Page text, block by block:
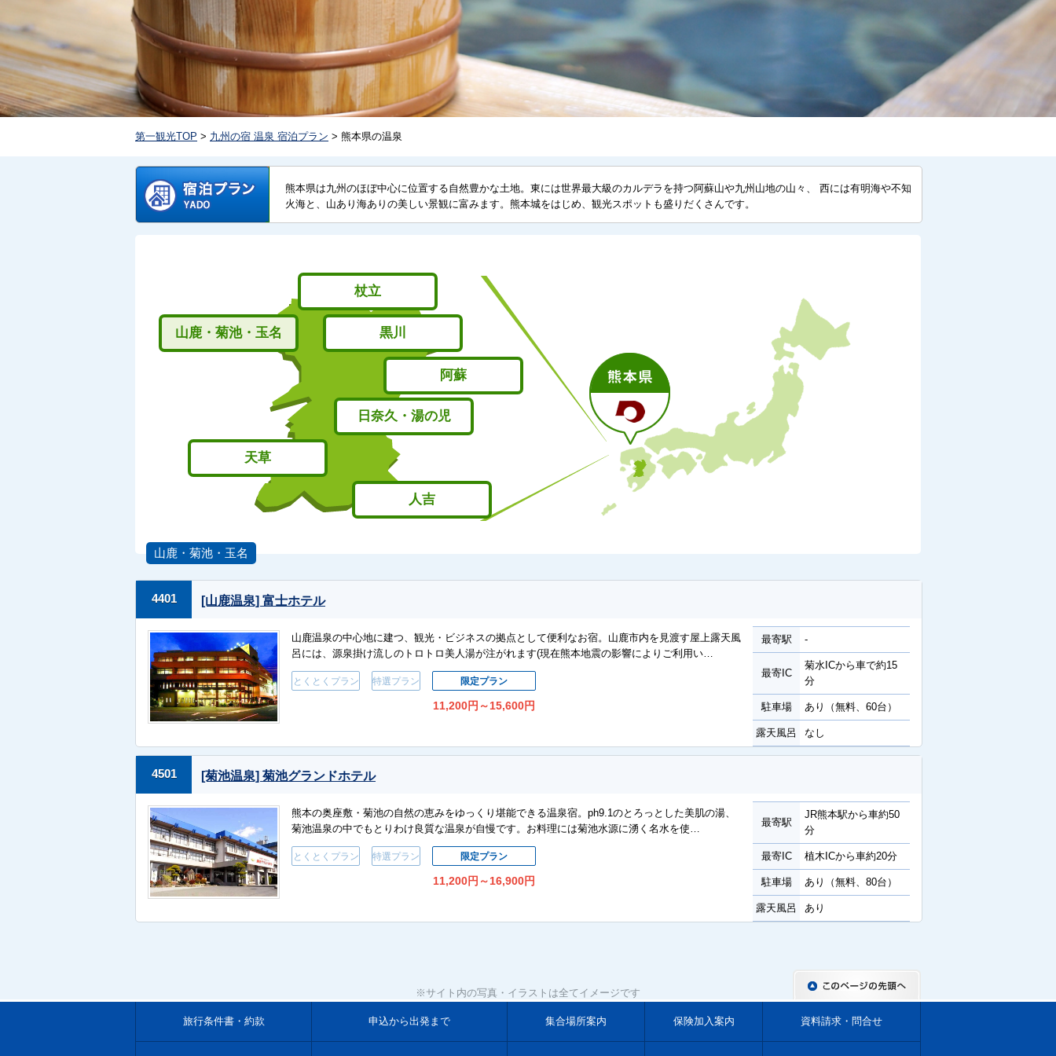
第一観光TOP > 九州の宿 温泉 宿泊プラン > 熊本県の温泉
熊本県は九州のほぼ中心に位置する自然豊かな土地。東には世界最大級のカルデラを持つ阿蘇山や九州山地の山々、 西には有明海や不知
火海と、山あり海ありの美しい景観に富みます。熊本城をはじめ、観光スポットも盛りだくさんです。
山鹿・菊池・玉名 黒川
阿蘇
天草
杖立
人吉
日奈久・湯の児
山鹿・菊池・玉名
4401 [山鹿温泉] 富士ホテル
山鹿温泉の中心地に建つ、観光・ビジネスの拠点として便利なお宿。山鹿市内を見渡す屋上露天風
呂には、源泉掛け流しのトロトロ美人湯が注がれます(現在熊本地震の影響によりご利用い…
とくとくプラン 特選プラン 限定プラン
11,200円 ～15,600円
最寄駅 -
最寄IC
菊水ICから車で約15
分
駐車場 あり（無料、60台）
露天風呂 なし
4501 [菊池温泉] 菊池グランドホテル
熊本の奥座敷・菊池の自然の恵みをゆっくり堪能できる温泉宿。ph9.1のとろっとした美肌の湯、
菊池温泉の中でもとりわけ良質な温泉が自慢です。お料理には菊池水源に湧く名水を使…
とくとくプラン 特選プラン 限定プラン
11,200円 ～16,900円
最寄駅
JR熊本駅から車約50
分
最寄IC 植木ICから車約20分
駐車場 あり（無料、80台）
露天風呂 あり
※サイト内の写真・イラストは全てイメージです
旅行条件書・約款 申込から出発まで 集合場所案内 保険加入案内 資料請求・問合せ